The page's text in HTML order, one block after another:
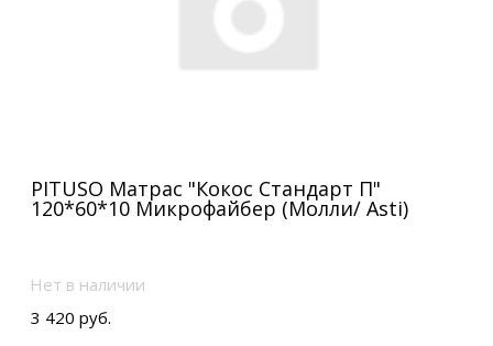
PITUSO Матрас "Кокос Стандарт П"
120*60*10 Микрофайбер (Молли/ Asti)
Нет в наличии
3 420 руб.